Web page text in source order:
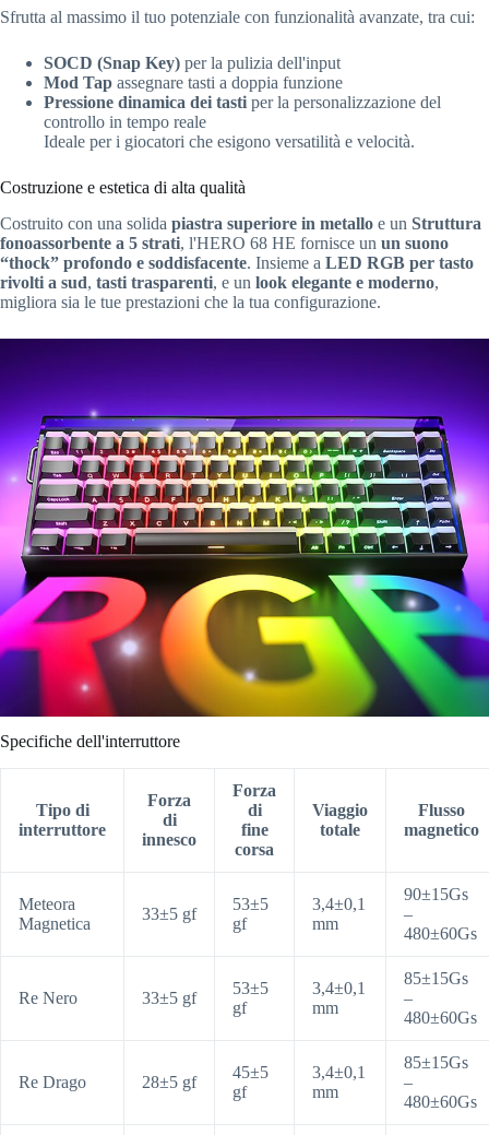
Sfrutta al massimo il tuo potenziale con funzionalità avanzate, tra cui:
SOCD (Snap Key) per la pulizia dell'input
Mod Tap assegnare tasti a doppia funzione
Pressione dinamica dei tasti per la personalizzazione del
controllo in tempo reale
Ideale per i giocatori che esigono versatilità e velocità.
Costruzione e estetica di alta qualità
Costruito con una solida piastra superiore in metallo e un Struttura
fonoassorbente a 5 strati, l'HERO 68 HE fornisce un un suono
“thock” profondo e soddisfacente. Insieme a LED RGB per tasto
rivolti a sud, tasti trasparenti, e un look elegante e moderno,
migliora sia le tue prestazioni che la tua configurazione.
Specifiche dell'interruttore
Tipo di
interruttore
Forza
di
innesco
Forza
di
fine
corsa
Viaggio
totale
Flusso
magnetico
Meteora
Magnetica
33±5 gf
53±5
gf
3,4±0,1
mm
90±15Gs
–
480±60Gs
Re Nero 33±5 gf
53±5
gf
3,4±0,1
mm
85±15Gs
–
480±60Gs
Re Drago 28±5 gf
45±5
gf
3,4±0,1
mm
85±15Gs
–
480±60Gs